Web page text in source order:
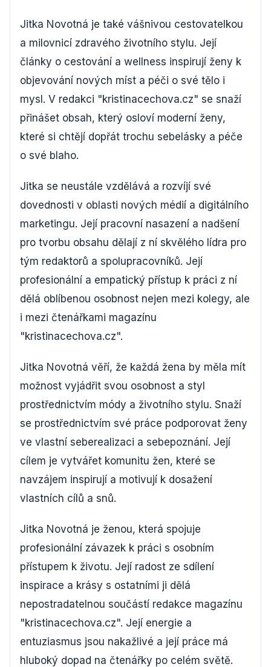
Jitka Novotná je také vášnivou cestovatelkou
a milovnicí zdravého životního stylu. Její
články o cestování a wellness inspirují ženy k
objevování nových míst a péči o své tělo i
mysl. V redakci "kristinacechova.cz" se snaží
přinášet obsah, který osloví moderní ženy,
které si chtějí dopřát trochu sebelásky a péče
o své blaho.
Jitka se neustále vzdělává a rozvíjí své
dovednosti v oblasti nových médií a digitálního
marketingu. Její pracovní nasazení a nadšení
pro tvorbu obsahu dělají z ní skvělého lídra pro
tým redaktorů a spolupracovníků. Její
profesionální a empatický přístup k práci z ní
dělá oblíbenou osobnost nejen mezi kolegy, ale
i mezi čtenářkami magazínu
"kristinacechova.cz".
Jitka Novotná věří, že každá žena by měla mít
možnost vyjádřit svou osobnost a styl
prostřednictvím módy a životního stylu. Snaží
se prostřednictvím své práce podporovat ženy
ve vlastní seberealizaci a sebepoznání. Její
cílem je vytvářet komunitu žen, které se
navzájem inspirují a motivují k dosažení
vlastních cílů a snů.
Jitka Novotná je ženou, která spojuje
profesionální závazek k práci s osobním
přístupem k životu. Její radost ze sdílení
inspirace a krásy s ostatními ji dělá
nepostradatelnou součástí redakce magazínu
"kristinacechova.cz". Její energie a
entuziasmus jsou nakažlivé a její práce má
hluboký dopad na čtenářky po celém světě.